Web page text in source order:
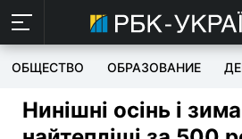
ОБЩЕСТВО ОБРАЗОВАНИЕ
Нинішні осінь і